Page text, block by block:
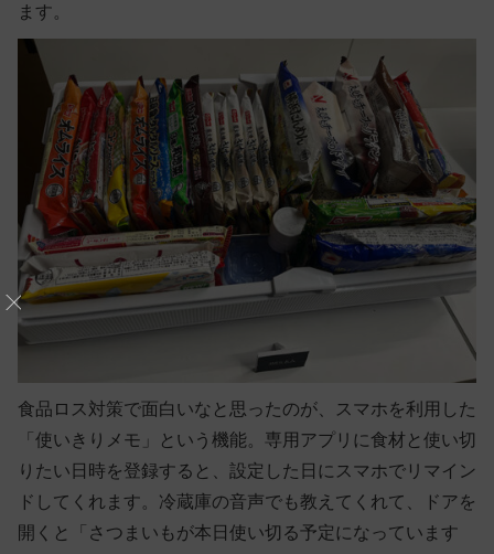
ます。
食品ロス対策で面白いなと思ったのが、スマホを利用した
「使いきりメモ」という機能。専用アプリに食材と使い切
りたい日時を登録すると、設定した日にスマホでリマイン
ドしてくれます。冷蔵庫の音声でも教えてくれて、ドアを
開くと「さつまいもが本日使い切る予定になっています